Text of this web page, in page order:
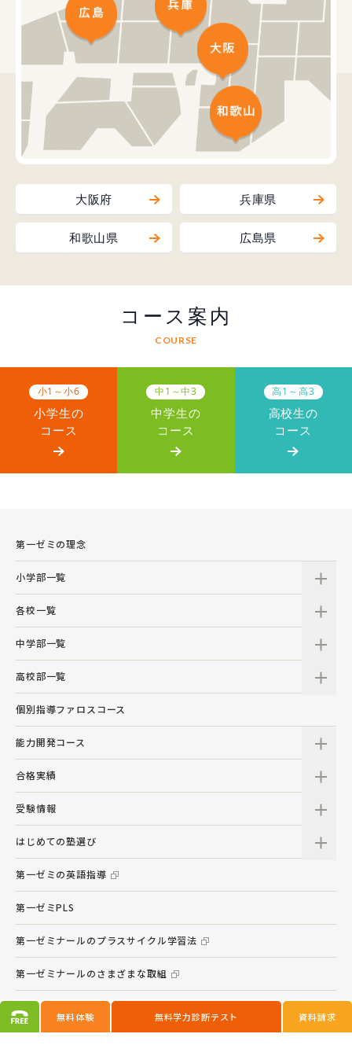
大阪府 兵庫県
和歌山県 広島県
コース案内
COURSE
小1～小6
小学生の
コース
中1～中3
中学生の
コース
高1～高3
高校生の
コース
第一ゼミの理念
小学部一覧
各校一覧
中学部一覧
高校部一覧
個別指導ファロスコース
能力開発コース
合格実績
受験情報
はじめての塾選び
第一ゼミの英語指導
第一ゼミPLS
第一ゼミナールのプラスサイクル学習法
第一ゼミナールのさまざまな取組
サイトマップ
無料体験 無料学力診断テスト 資料請求